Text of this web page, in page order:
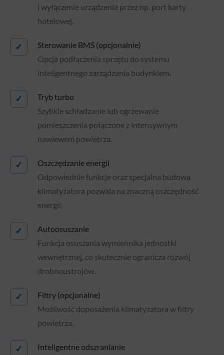
i wyłączenie urządzenia przez np. port karty
hotelowej.
✓
Sterowanie BMS (opcjonalnie)
Opcja podłączenia sprzętu do systemu
inteligentnego zarządzania budynkiem.
✓
Tryb turbo
Szybkie schładzanie lub ogrzewanie
pomieszczenia połączone z intensywnym
nawiewem powietrza.
✓
Oszczędzanie energii
Odpowiednie funkcje oraz specjalna budowa
klimatyzatora pozwala na znaczną oszczędność
energii.
✓
Autoosuszanie
Funkcja osuszania wymiennika jednostki
wewnętrznej, co skutecznie ogranicza rozwój
drobnoustrojów.
✓
Filtry (opcjonalne)
Możliwość doposażenia klimatyzatora w filtry
powietrza.
✓
Inteligentne odszranianie